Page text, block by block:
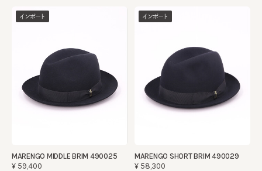
インポート
MARENGO MIDDLE BRIM 490025
¥59,400
インポート
MARENGO SHORT BRIM 490029
¥58,300